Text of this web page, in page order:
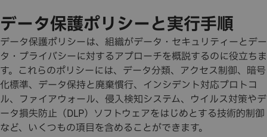
データ保護ポリシーと実行手順
データ保護ポリシーは、組織がデータ・セキュリティーとデー
タ・プライバシーに対するアプローチを概説するのに役立ちま
す。これらのポリシーには、データ分類、アクセス制御、暗号
化標準、データ保持と廃棄慣行、インシデント対応プロトコ
ル、ファイアウォール、侵入検知システム、ウイルス対策やデ
ータ損失防止（DLP）ソフトウェアをはじめとする技術的制御
など、いくつもの項目を含めることができます。